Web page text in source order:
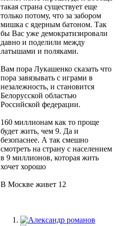
такая страна существует еще
только потому, что за забором
мишка с ядерным батоном. Так
бы Вас уже демократизировали
давно и поделили между
латышами и поляками.
Вам пора Лукашенко сказать что
пора завязывать с играми в
незалежность, и становится
Белорусской областью
Российской федерации.
160 миллионам как то проще
будет жить, чем 9. Да и
безопаснее. А так смешно
смотреть на страну с населением
в 9 миллионов, которая жить
хочет хорошо
В Москве живет 12